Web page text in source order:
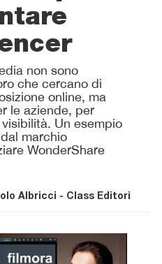
non sono
che cercano di
online, ma
le aziende, per
Un esempio
marchio
WonderShare
Albricci - Class Editori